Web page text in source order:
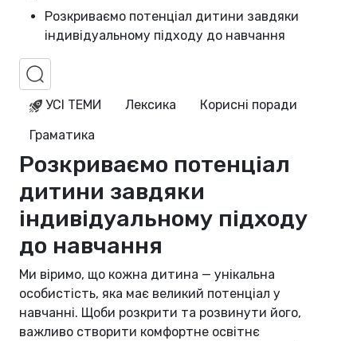
Розкриваємо потенціал дитини завдяки
індивідуальному підходу до навчання
УСІ ТЕМИ Лексика
Корисні поради
Граматика
Розкриваємо потенціал
дитини завдяки
індивідуальному підходу
до навчання
Ми віримо, що кожна дитина — унікальна
особистість, яка має великий потенціал у
навчанні. Щоби розкрити та розвинути його,
важливо створити комфортне освітнє